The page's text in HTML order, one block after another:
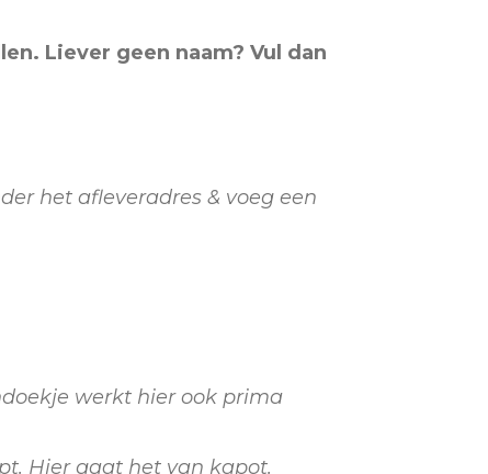
Liever geen naam? Vul dan
het afleveradres & voeg een
werkt hier ook prima
Hier gaat het van kapot.